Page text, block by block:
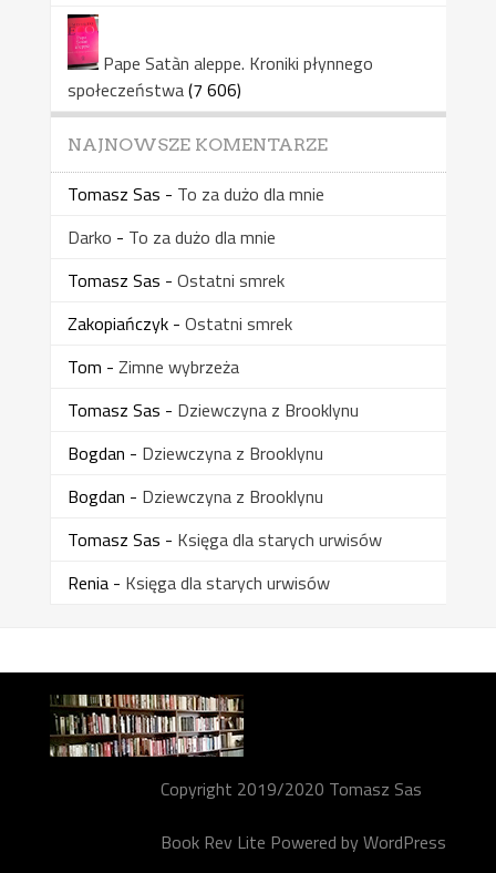
Pape Satàn aleppe. Kroniki płynnego
społeczeństwa(7 606)
NAJNOWSZE KOMENTARZE
Tomasz Sas - To za dużo dla mnie
Darko - To za dużo dla mnie
Tomasz Sas - Ostatni smrek
Zakopiańczyk- Ostatni smrek
Tom - Zimne wybrzeża
Tomasz Sas - Dziewczyna z Brooklynu
Bogdan - Dziewczyna z Brooklynu
Bogdan - Dziewczyna z Brooklynu
Tomasz Sas - Księga dla starych urwisów
Renia- Księga dla starych urwisów
Copyright 2019/2020 Tomasz Sas
Book Rev Lite Powered byWordPress